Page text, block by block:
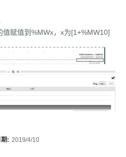
赋值到%MWx，x为[1+%MW10]
: 2019/4/10